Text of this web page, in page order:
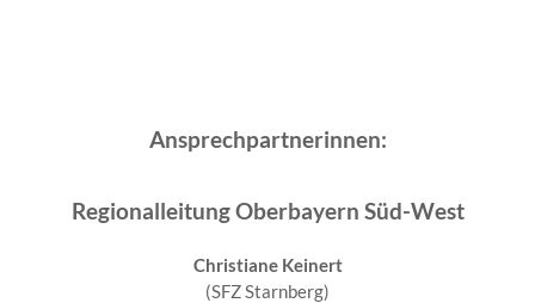
Ansprechpartnerinnen:
Regionalleitung Oberbayern Süd-West
Christiane Keinert
(SFZ Starnberg)